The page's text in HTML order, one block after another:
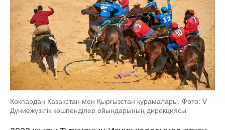
Көкпардан Қазақстан мен Қырғызстан құрамалары. Фото: V
Дүниежүзілік көшпенділер ойындарының дирекциясы